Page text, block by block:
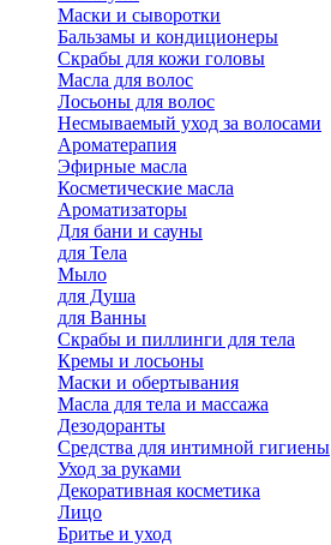
Маски и сыворотки
Бальзамы и кондиционеры
Скрабы для кожи головы
Масла для волос
Лосьоны для волос
Несмываемый уход за волосами
Ароматерапия
Эфирные масла
Косметические масла
Ароматизаторы
Для бани и сауны
для Тела
Мыло
для Душа
для Ванны
Скрабы и пиллинги для тела
Кремы и лосьоны
Маски и обертывания
Масла для тела и массажа
Дезодоранты
Средства для интимной гигиены
Уход за руками
Декоративная косметика
Лицо
Бритье и уход